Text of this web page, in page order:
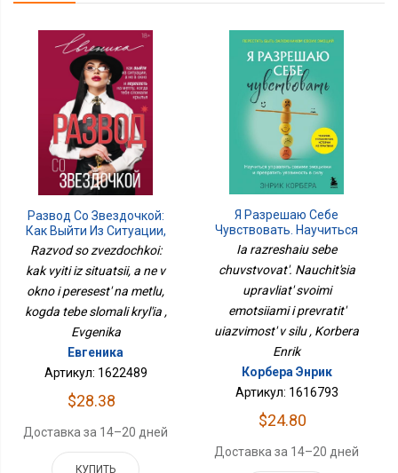
Развод Со Звездочкой:
Как Выйти Из Ситуации,
А Не В Окно И Пересесть
Сломали Крылья
Razvod so zvezdochkoi:
kak vyiti iz situatsii, a ne v
okno i peresest' na metlu,
kogda tebe slomali kryl'ia ,
Evgenika
Евгеника
Артикул: 1622489
$28.38
Доставка за 14–20 дней
КУПИТЬ
Я Разрешаю Себе
Чувствовать. Научиться
Управлять Своими
Уязвимость В Силу
Ia razreshaiu sebe
chuvstvovat'. Nauchit'sia
upravliat' svoimi
emotsiiami i prevratit'
uiazvimost' v silu , Korbera
Enrik
Корбера Энрик
Артикул: 1616793
$24.80
Доставка за 14–20 дней